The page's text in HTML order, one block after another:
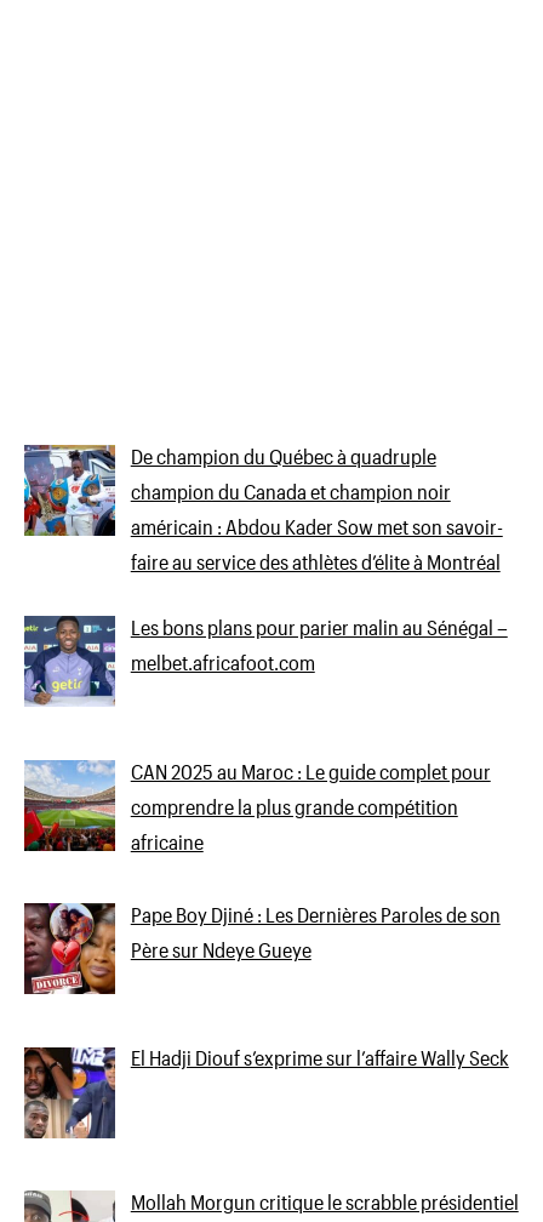
De champion du Québec à quadruple
champion du Canada et champion noir
américain : Abdou Kader Sow met son savoir-
faire au service des athlètes d’élite à Montréal
Les bons plans pour parier malin au Sénégal –
melbet.africafoot.com
CAN 2025 au Maroc : Le guide complet pour
comprendre la plus grande compétition
africaine
Pape Boy Djiné : Les Dernières Paroles de son
Père sur Ndeye Gueye
El Hadji Diouf s’exprime sur l’affaire Wally Seck
Mollah Morgun critique le scrabble présidentiel